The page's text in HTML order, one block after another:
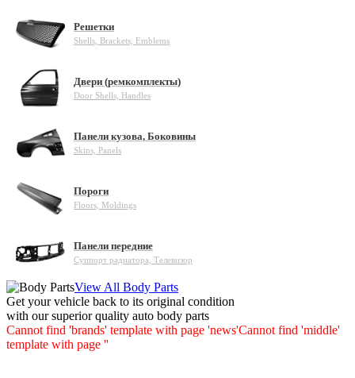
Решетки
Shells, Brackets, Emblems
Двери (ремкомплекты)
Door Shells, Handles
Панели кузова, Боковины
Skins, Panels
Пороги
Floors, Moldings
Панели передние
Суппорт радиатора, Телевизор
View All Body Parts
Get your vehicle back to its original condition
with our superior quality auto body parts
Cannot find 'brands' template with page 'news'Cannot find 'middle'
template with page ''